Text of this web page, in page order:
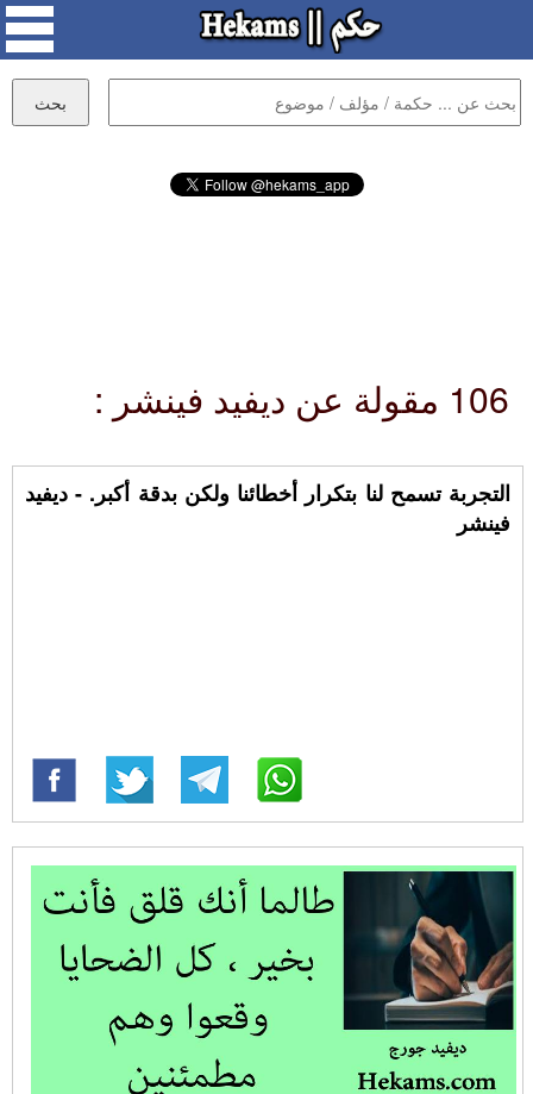
106 مقولة عن ديفيد فينشر :
التجربة تسمح لنا بتكرار أخطائنا ولكن بدقة أكبر. - ديفيد
فينشر